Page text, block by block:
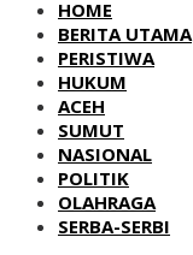
HOME
BERITA UTAMA
PERISTIWA
HUKUM
ACEH
SUMUT
NASIONAL
POLITIK
OLAHRAGA
SERBA-SERBI